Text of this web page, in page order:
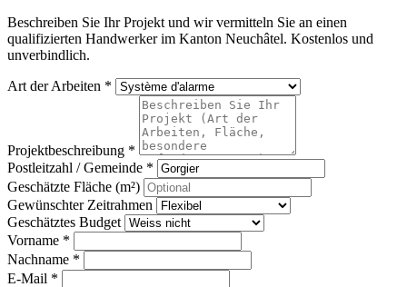
Beschreiben Sie Ihr Projekt und wir vermitteln Sie an einen
qualifizierten Handwerker im Kanton Neuchâtel. Kostenlos und
unverbindlich.
Art der Arbeiten *
Projektbeschreibung *
Postleitzahl / Gemeinde *
Geschätzte Fläche (m²)
Gewünschter Zeitrahmen
Geschätztes Budget
Vorname *
Nachname *
E-Mail *